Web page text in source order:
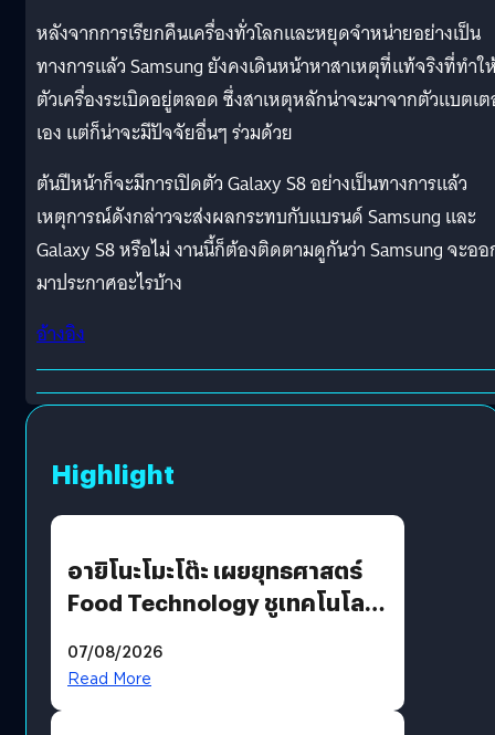
หลังจากการเรียกคืนเครื่องทั่วโลกและหยุดจำหน่ายอย่างเป็น
ทางการแล้ว Samsung ยังคงเดินหน้าหาสาเหตุที่แท้จริงที่ทำใ
ตัวเครื่องระเบิดอยู่ตลอด ซึ่งสาเหตุหลักน่าจะมาจากตัวแบตเ
เอง แต่ก็น่าจะมีปัจจัยอื่นๆ ร่วมด้วย
ต้นปีหน้าก็จะมีการเปิดตัว Galaxy S8 อย่างเป็นทางการแล้ว
เหตุการณ์ดังกล่าวจะส่งผลกระทบกับแบรนด์ Samsung และ
Galaxy S8 หรือไม่ งานนี้ก็ต้องติดตามดูกันว่า Samsung จะอ
มาประกาศอะไรบ้าง
อ้างอิง
Highlight
อายิโนะโมะโต๊ะ เผยยุทธศาสตร์
Food Technology ชูเทคโนโลยี
บริโภคและ B2B
07/08/2026
Read More